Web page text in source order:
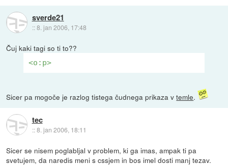
sverde21
::8. jan 2006, 17:48
Čuj kaki tagi so ti to??
<o:p>
Sicer pa mogoče je razlog tistega čudnega prikaza vtemle.
tec
::8. jan 2006, 18:11
Sicer se nisem poglabljal v problem, ki ga imas, ampak ti pa
svetujem, da naredis meni s cssjem in bos imel dosti manj tezav.